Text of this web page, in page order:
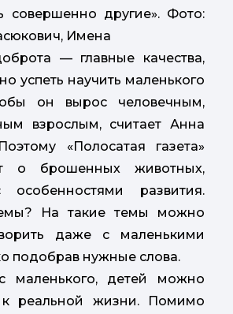
совершенно другие». Фото:
Имена
— главные качества,
успеть научить маленького
он вырос человечным,
взрослым, считает Анна
«Полосатая газета»
о брошенных животных,
развития.
На такие темы можно
даже с маленькими
подобрав нужные слова.
маленького, детей можно
к реальной жизни. Помимо